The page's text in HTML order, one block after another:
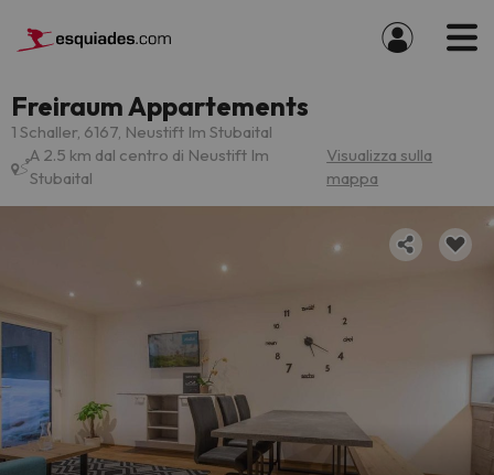
Freiraum Appartements
1 Schaller, 6167, Neustift Im Stubaital
A 2.5 km dal centro di Neustift Im
Stubaital
Visualizza sulla
mappa